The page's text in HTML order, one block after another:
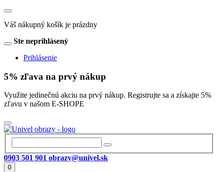
Váš nákupný košík je prázdny
Ste neprihlásený
Prihlásenie
5% zľava na prvý nákup
Využite jedinečnú akciu na prvý nákup. Registrujte sa a získajte 5%
zľavu v našom E-SHOPE
0903 501 901 obrazy@univel.sk
0